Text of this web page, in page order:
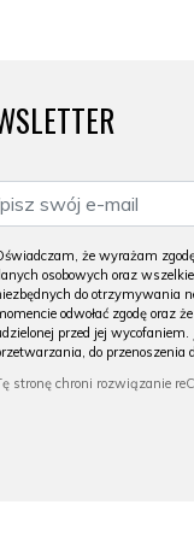
że wyrażam
osobowych oraz
do otrzymywania
odwołać zgodę oraz
przed jej
do przenoszenia